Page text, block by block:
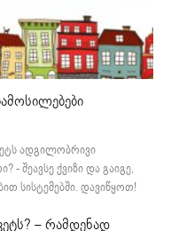
ადგილობრივი
შეავსე ქვიზი და გაიგე,
სისტემებში. დავიწყოთ!
– რამდენად